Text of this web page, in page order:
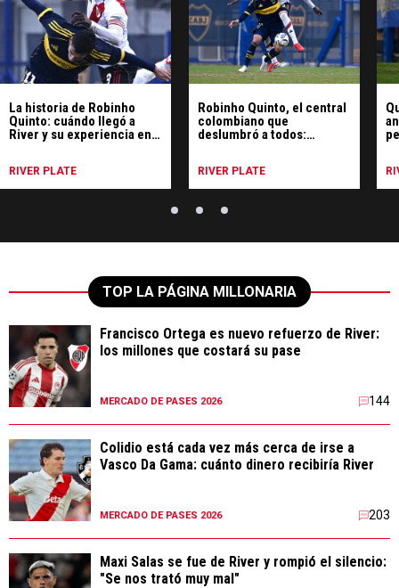
La historia de Robinho
Quinto: cuándo llegó a
River y su experiencia en
RIVER PLATE
Robinho Quinto, el central
colombiano que
deslumbró a todos:
RIVER PLATE
TOP LA PÁGINA MILLONARIA
Francisco Ortega es nuevo refuerzo de River:
los millones que costará su pase
MERCADO DE PASES 2026 144
Colidio está cada vez más cerca de irse a
Vasco Da Gama: cuánto dinero recibiría River
MERCADO DE PASES 2026 203
Maxi Salas se fue de River y rompió el silencio:
"Se nos trató muy mal"